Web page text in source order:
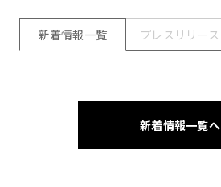
新着情報一覧 プレスリリース
新着情報一覧へ